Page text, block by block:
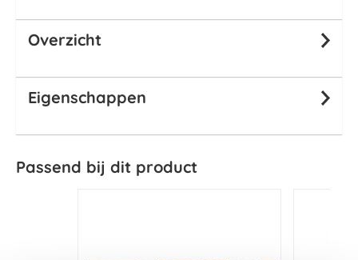
Overzicht
Eigenschappen
Passend bij dit product